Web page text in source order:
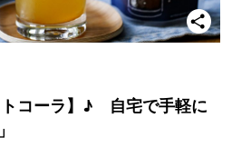
トコーラ】♪ 自宅で手軽に